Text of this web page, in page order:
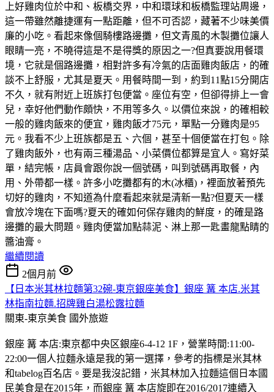
上好雞肉位於中和、板橋交界，中和環球和板橋監理站周邊，
這一帶雖然離捷運有一點距離，但不可否認，藏著不少味美價
廉的小吃。看起來像個騎樓路邊攤，但文青風的木製攤位讓人
眼睛一亮，不曉得這是不是得獎的原因之一?但真要說用餐環
境，它就是個路邊攤，相對許多有冷氣的店面雞肉飯店，的確
談不上舒服，尤其是夏天。用餐時間一到，約到11點15分開店
不久，就有附近上班族打包便當。座位有空，但卻得排上一會
兒，幸好他們動作頗快，不用等多久。以價位來說，的確相較
一般的雞肉飯來的便宜，雞肉飯才75元，單點一分雞肉是95
元。我看不少上班族都是五、六個，甚至十個便當在打包。除
了雞肉飯外，也有兩三種湯品、小菜價位都算是宜人。寫好菜
單，結完帳，店員會跟你說一個號碼，叫到號碼再取餐，內
用、外帶都一樣。許多小吃攤都有的木(冰櫃)，裡面放著預先
切好的雞肉，不知道為什麼看起來就是清新一點?但夏天一樣
會放冷塊在下面嗎?夏天的確如何保存雞肉的鮮度，的確是路
邊攤的最大問題。雞肉便當加點蒜泥、淋上那一匙畫龍點睛的
醬油膏。
繼續閱讀
2個月前
【日本米其林拉麵第32碗-東京銀座美食】銀座 篝 本店.米其
林指南拉麵.招牌雞白湯松露拉麵
關東-東京美食 國外旅遊
銀座 篝 本店:東京都中央区銀座6-4-12 1F，營業時間:11:00-
22:00一個人拉麵永遠是我的第一選擇，參考的指標是米其林
和tabelog百名店。要是我沒記錯，米其林加入拉麵這個日本國
民美食是在2015年，而銀座 篝 本店旋即在2016/2017連續入